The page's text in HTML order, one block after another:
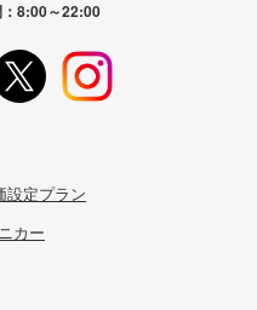
8:00～22:00
設定プラン
カー